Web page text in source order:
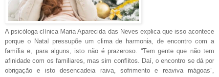
A psicóloga clínica Maria Aparecida das Neves explica que isso acontece
porque o Natal pressupõe um clima de harmonia, de encontro com a
família e, para alguns, isto não é prazeroso. “Tem gente que não tem
afinidade com os familiares, mas sim conflitos. Daí, o encontro se dá por
obrigação e isto desencadeia raiva, sofrimento e reaviva mágoas”,